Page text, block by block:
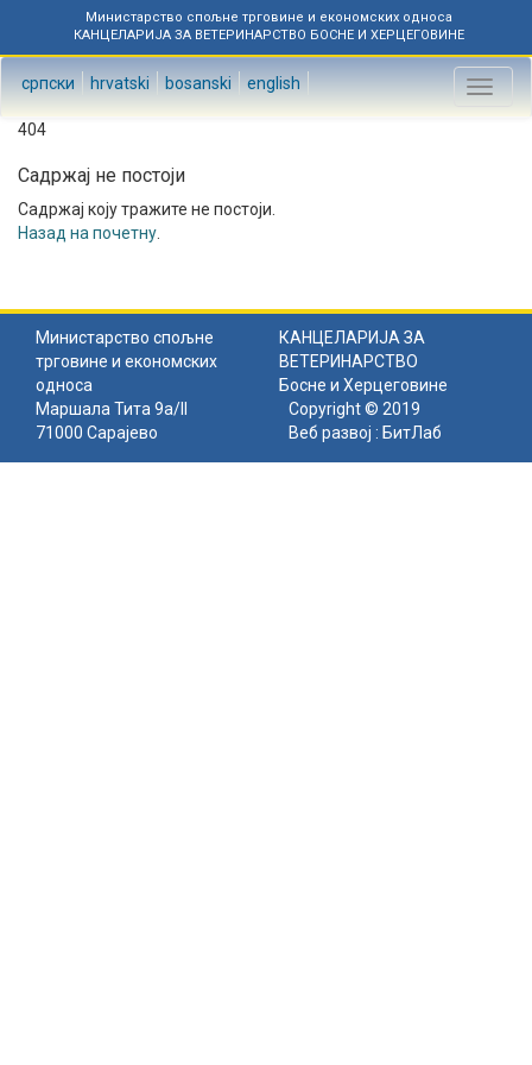
Министарство спољне трговине и економских односа
КАНЦЕЛАРИЈА ЗА ВЕТЕРИНАРСТВО БОСНЕ И ХЕРЦЕГОВИНЕ
српски hrvatski bosanski english
Toggle
404
Садржај не постоји
Садржај коју тражите не постоји.
Назад на почетну
Министарство спољне
трговине и економских
односа
КАНЦЕЛАРИЈА ЗА
ВЕТЕРИНАРСТВО
Босне и Херцеговине
Маршала Тита 9а/II
71000 Сарајево
Copyright © 2019
Веб развој : БитЛаб